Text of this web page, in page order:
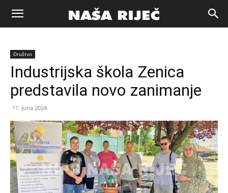
Naša
riječ
Zenica
Društvo
Industrijska škola Zenica
predstavila novo zanimanje
11. Juna 2024.